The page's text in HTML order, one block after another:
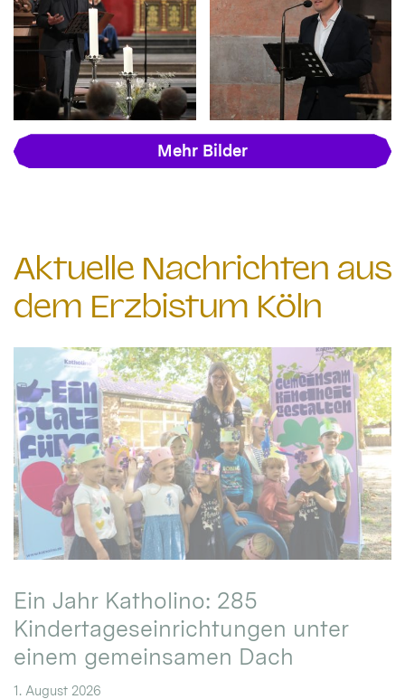
Mehr Bilder
Aktuelle Nachrichten aus
dem Erzbistum Köln
Ein Jahr Katholino: 285
Kindertageseinrichtungen unter
einem gemeinsamen Dach
1. August 2026